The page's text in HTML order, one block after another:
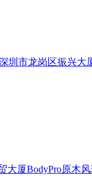
圳市龙岗区振兴大
大厦BodyPro原木